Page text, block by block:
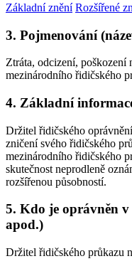
Základní znění Rozšířené
3. Pojmenování
Ztráta, odcizení, poškození
mezinárodního řidičského
4. Základní
Držitel řidičského
zničení svého řidičského
mezinárodního řidičského
skutečnost neprodleně
rozšířenou působností.
5. Kdo je oprávněn v
apod.)
Držitel řidičského průkazu